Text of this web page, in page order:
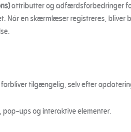
attributter og adfærdsforbedringer
en skærmlæser registreres, bliver
tilgængelig, selv efter
ups og interaktive elementer.